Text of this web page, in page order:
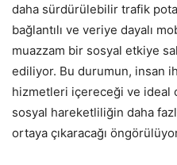
daha sürdürülebilir trafik
bağlantılı ve veriye dayalı
muazzam bir sosyal etkiye
ediliyor. Bu durumun, insan
hizmetleri içereceği ve ideal
sosyal hareketliliğin daha
ortaya çıkaracağı